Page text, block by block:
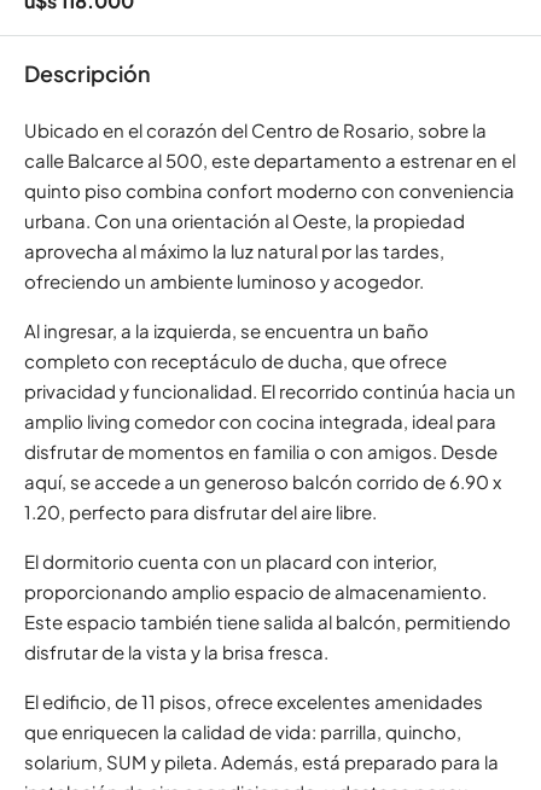
Descripción
Ubicado en el corazón del Centro de Rosario, sobre la
calle Balcarce al 500, este departamento a estrenar en el
quinto piso combina confort moderno con conveniencia
urbana. Con una orientación al Oeste, la propiedad
aprovecha al máximo la luz natural por las tardes,
ofreciendo un ambiente luminoso y acogedor.
Al ingresar, a la izquierda, se encuentra un baño
completo con receptáculo de ducha, que ofrece
privacidad y funcionalidad. El recorrido continúa hacia un
amplio living comedor con cocina integrada, ideal para
disfrutar de momentos en familia o con amigos. Desde
aquí, se accede a un generoso balcón corrido de 6.90 x
1.20, perfecto para disfrutar del aire libre.
El dormitorio cuenta con un placard con interior,
proporcionando amplio espacio de almacenamiento.
Este espacio también tiene salida al balcón, permitiendo
disfrutar de la vista y la brisa fresca.
El edificio, de 11 pisos, ofrece excelentes amenidades
que enriquecen la calidad de vida: parrilla, quincho,
solarium, SUM y pileta. Además, está preparado para la